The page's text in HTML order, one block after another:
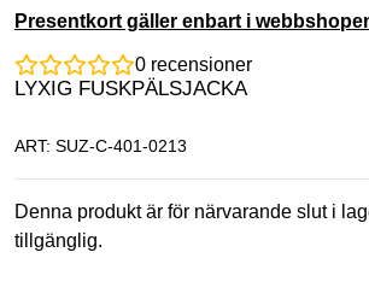
Presentkort gäller enbart i
0 recensioner
LYXIG FUSKPÄLSJACKA
ART: SUZ-C-401-0213
Denna produkt är för närvarande slut i
tillgänglig.